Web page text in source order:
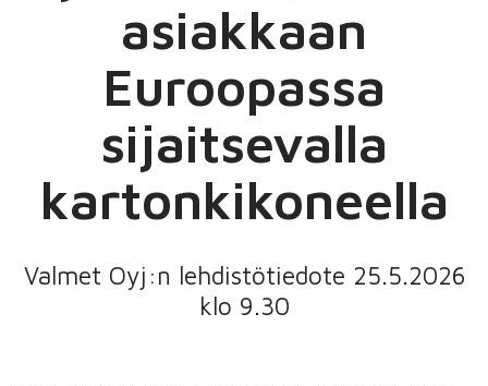
asiakkaan
Euroopassa
sijaitsevalla
kartonkikoneella
Valmet Oyj:n lehdistötiedote 25.5.2026
klo 9.30